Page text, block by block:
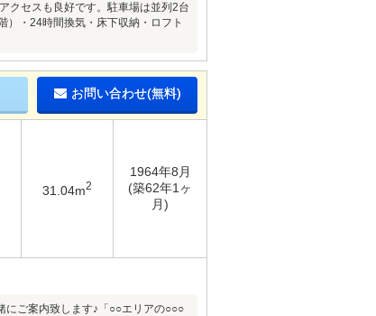
クセスも良好です。駐車場は並列2台
）・24時間換気・床下収納・ロフト
お問い合わせ(無料)
31.04m2
1964年8月
(築62年1ヶ
月)
にご案内致します♪「○○エリアの○○○